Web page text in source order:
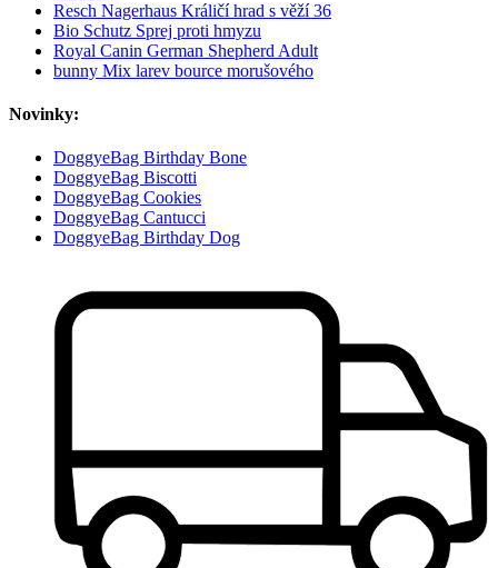
Resch Nagerhaus Králičí hrad s věží 36
Bio Schutz Sprej proti hmyzu
Royal Canin German Shepherd Adult
bunny Mix larev bource morušového
Novinky:
DoggyeBag Birthday Bone
DoggyeBag Biscotti
DoggyeBag Cookies
DoggyeBag Cantucci
DoggyeBag Birthday Dog